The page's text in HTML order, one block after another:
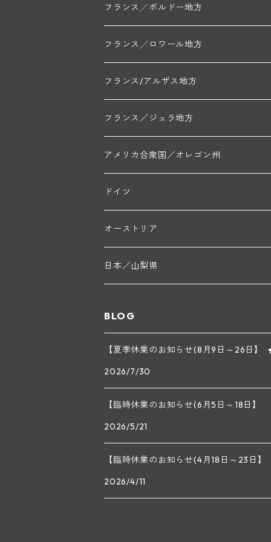
アラン・マティアス(トネロワ)
クロード・デュガ(ジュヴレ・シャンベルタン)
セラファン・ペール・エ・フィス(ジュヴレ・シ
エマニュエル・ルジェ(フラジェ・エシェゾー)
ニコラ・ルジェ(フラジェ・エシェゾー)
メオ・カミュゼ・フレール・エ・スール(ヴォー
アンリ・グージュ(ニュイ・サン・ジョルジュ)
ルー・デュモン(ジュヴレ・シャンベルタン)
コート・ド・ボーヌ地区
フランソワーズ・ジャニアール(ペルナン・ヴェ
マルキ・ダンジェルヴィル(ヴォルネー)
ドニ・ペール・エ・フィス(ペルナン・ヴェル
コント・ラフォン(ムルソー)
フランソワ・ミクルスキ(ムルソー)
バンジャマン・ルルー(ボーヌ)
ルフレーヴ(ピュリニー・モンラッシェ)
ドミニク・ラフォン(ムルソー)
コート・シャロネーズ地区
ロワイエ(コート・デュ・クーショワ)
A&Pド・ヴィレーヌ(ブーズロン)
マコネ地区
マンシア・ポンセ(シャントレ)
ボージョレ地区
フランク・ジュイヤール(ジュリエナ)
ギイ・ブルトン(モルゴン)
ジャン・ルイ・シャーヴ(エルミタージュ)
ジャン・ルイ・シャーヴ・セレクション(エルミ
南部地区
ル・ヴュー・ドンジョン(シャトーヌフ・デュ・
シャトー・ライヤ(シャトーヌフ・デュ・パプ)
コトー・デュ・ラングドック地区
ド・ロルチュ(ヴァルフローネ)
ヴァン・ド・ペイ・ド・レロー
ムーラン・ド・ガサック
フランス╱ボルドー地方
アントル・ドゥー・メール地区
シャトー・レストリーユ
メドック地区
シャトー・ル・タンプル
フランス╱ロワール地方
ペイ・ナンテ地区
デ・オー・ペミオン(ムスカデ)
サントル・ニヴェルネ地区
ディディエ・ダグノー(プイィ・フュメ)
レジス・ミネ(プイィ・フュメ)
トゥーレーヌ地区
ド・ラ・ノブレ(シノン)
フランス/アルザス地方
ロリー・ガスマン
フランス／ジュラ地方
アルボワ
ペリカン
アメリカ合衆国／オレゴン州
ウィラメット・ヴァレー
ニコラ・ジェイ
ドイツ
ラインガウ
ゲオルグ・ブロイヤー
フランケン
オーストリア
テルメンレギオン
マラート
シュタット・クレムス
ヒルシュ
シュロス・ゴベルスブルグ
ビルギット・アイヒンガー
ユルチッチ・ゾンホーフ
ヴァーグラム
二グル
レート
ミッテルブルゲンランド
ヴェーニンガー
ヴィーニンガー
ズュート・シュタイヤーマルク
日本／山梨県
BLOG
【夏季休業のお知らせ(8月9日～26日】
2026/7/30
【臨時休業のお知らせ(6月5日～18日】
2026/5/21
【臨時休業のお知らせ(4月18日～23日】
2026/4/11